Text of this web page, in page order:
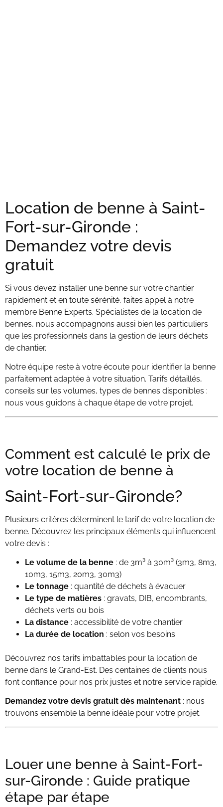
Location de benne à Saint-
Fort-sur-Gironde :
Demandez votre devis
gratuit
Si vous devez installer une benne sur votre chantier
rapidement et en toute sérénité, faites appel à notre
membre Benne Experts. Spécialistes de la location de
bennes, nous accompagnons aussi bien les particuliers
que les professionnels dans la gestion de leurs déchets
de chantier.
Notre équipe reste à votre écoute pour identifier la benne
parfaitement adaptée à votre situation. Tarifs détaillés,
conseils sur les volumes, types de bennes disponibles :
nous vous guidons à chaque étape de votre projet.
Comment est calculé le prix de
votre location de benne à
Saint-Fort-sur-Gironde?
Plusieurs critères déterminent le tarif de votre location de
benne. Découvrez les principaux éléments qui influencent
votre devis :
Le volume de la benne : de 3m³ à 30m³ (3m3, 8m3,
10m3, 15m3, 20m3, 30m3)
Le tonnage : quantité de déchets à évacuer
Le type de matières : gravats, DIB, encombrants,
déchets verts ou bois
La distance : accessibilité de votre chantier
La durée de location : selon vos besoins
Découvrez nos tarifs imbattables pour la location de
benne dans le Grand-Est. Des centaines de clients nous
font confiance pour nos prix justes et notre service rapide.
Demandez votre devis gratuit dès maintenant : nous
trouvons ensemble la benne idéale pour votre projet.
Louer une benne à Saint-Fort-
sur-Gironde : Guide pratique
étape par étape